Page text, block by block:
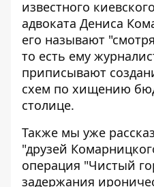
известного
адвоката Дениса
его называют
то есть ему
приписывают
схем по хищению
столице.
Также мы уже
"друзей
операция "Чистый
задержания